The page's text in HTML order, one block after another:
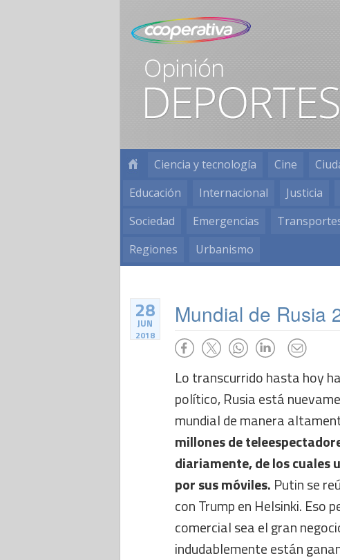
Ciencia y tecnología Cine
Educación
Internacional Justicia
Sociedad
Emergencias
Regiones
Urbanismo
28
JUN
2018
Mundial de Rusia
Lo transcurrido hasta hoy
político, Rusia está
mundial de manera
millones de
diariamente, de los cuales
por sus móviles. Putin se
con Trump en Helsinki. Eso
comercial sea el gran
indudablemente están